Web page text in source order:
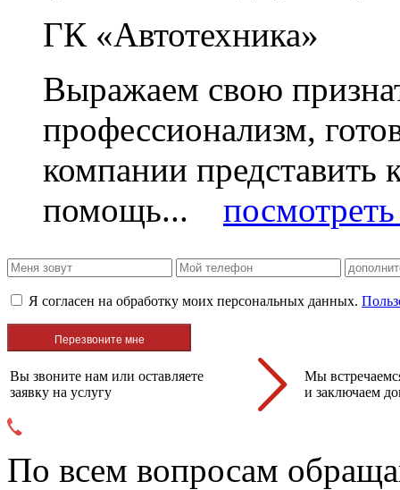
ГК «Автотехника»
Выражаем свою
профессионализм,
компании
помощь...
Я согласен на обработку моих персональных данных.
Вы звоните нам или оставляете
заявку на услугу
Мы
и заключаем
По всем вопросам